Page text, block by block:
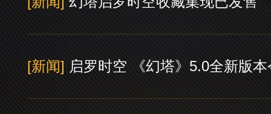
[新闻] 启罗时空 《幻塔》5.0全新版